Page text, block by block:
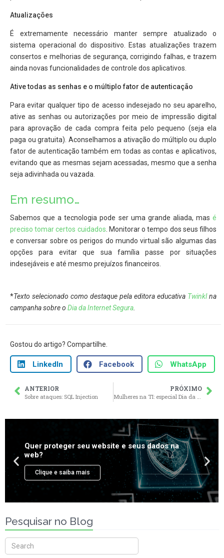
Atualizações
É extremamente necessário manter sempre atualizado o
sistema operacional do dispositivo. Estas atualizações trazem
consertos e melhorias de segurança, corrigindo falhas, e trazem
ainda novas funcionalidades de controle dos aplicativos.
Ative todas as senhas e o múltiplo fator de autenticação
Para evitar qualquer tipo de acesso indesejado no seu aparelho,
ative as senhas ou autorizações por meio de impressão digital
para aprovação de cada compra feita pelo pequeno (seja ela
paga ou gratuita). Aconselhamos a ativação do múltiplo ou duplo
fator de autenticação também em todas as contas e aplicativos,
evitando que as mesmas sejam acessadas, mesmo que a senha
seja adivinhada ou vazada.
Em resumo…
Sabemos que a tecnologia pode ser uma grande aliada, mas é
preciso tomar certos cuidados. Monitorar o tempo dos seus filhos
e conversar sobre os perigos do mundo virtual são algumas das
opções para evitar que sua família passe por situações
indesejáveis e até mesmo prejuízos financeiros.
*Texto selecionado como destaque pela editora educativa Twinklna
campanha sobre o Dia da Internet Segura.
Gostou do artigo? Compartilhe.
LinkedIn Facebook WhatsApp
ANTERIOR
Sobre ataques: SQL Injection
PRÓXIMO
Pesquisar no Blog